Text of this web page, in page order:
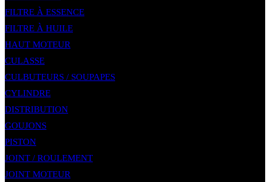
FILTRE À ESSENCE
FILTRE À HUILE
HAUT MOTEUR
CULASSE
CULBUTEURS / SOUPAPES
CYLINDRE
DISTRIBUTION
GOUJONS
PISTON
JOINT / ROULEMENT
JOINT MOTEUR